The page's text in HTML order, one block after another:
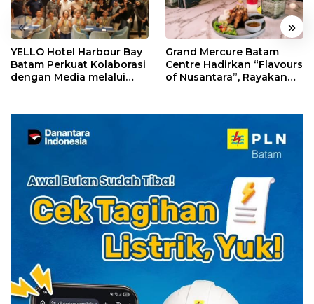
« »
YELLO Hotel Harbour Bay
Batam Perkuat Kolaborasi
dengan Media melalui
Grand Mercure Batam
Centre Hadirkan “Flavours
of Nusantara”, Rayakan